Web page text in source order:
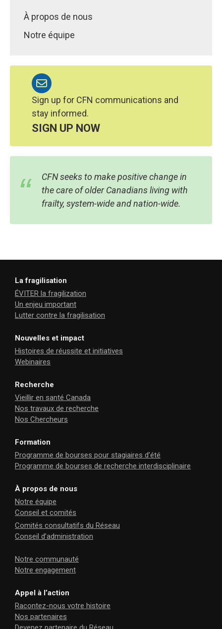
À propos de nous
Notre équipe
Sign up for CFN communications and
stay informed.
SIGN UP NOW
CFN seeks to make positive change in
the care of older Canadians living with
frailty, system-wide and nation-wide.
La fragilisation
ÉVITER la fragilization
Un enjeu important
Lutter contre la fragilisation
Nouvelles et impact
Histoires de réussite et initiatives
Webinaires
Recherche
Vieillir en santé Canada
Nos travaux de recherche
Nos Chercheurs
Formation
Programme de bourses pour stagiaires d’été
Programme de bourses de recherche interdisciplinaire
À propos de nous
Notre équipe
Conseil et comités
Comités consultatifs du Réseau
Conseil d’administration
Notre communauté
Notre engagement
Appel à l’action
Racontez-nous votre histoire
Nos partenaires